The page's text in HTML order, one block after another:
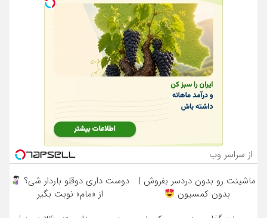
از سراسر وب
ماشینت رو بدون دردسر بفروش |
بدون کمسیون
دوست داری دوقلو باردار شی؟
از «مام» نوبت بگیر